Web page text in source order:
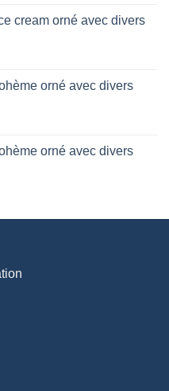
cream orné avec divers
orné avec divers
orné avec divers